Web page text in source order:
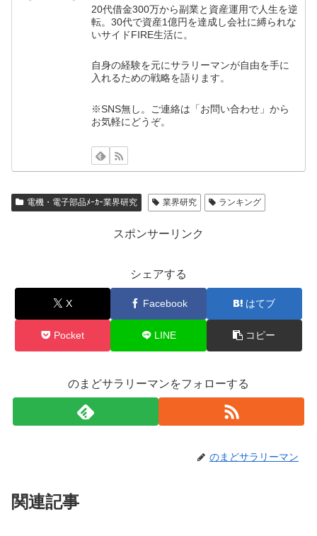
20代借金300万から副業と資産運用で人生を逆
転。30代で資産1億円を達成し会社に縛られな
いサイドFIRE生活に。
自身の経験を元にサラリーマンが自由を手に
入れるための戦略を語ります。
※SNS無し。ご連絡は「お問い合わせ」から
お気軽にどうぞ。
電機・電子部品ﾒｰｶｰ業界研究 業界研究 ランキング
スポンサーリンク
シェアする
X Facebook はてブ
Pocket LINE コピー
のまどサラリーマンをフォローする
のまどサラリーマン
関連記事